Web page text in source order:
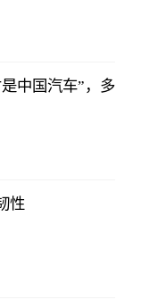
中国汽车”，多
性